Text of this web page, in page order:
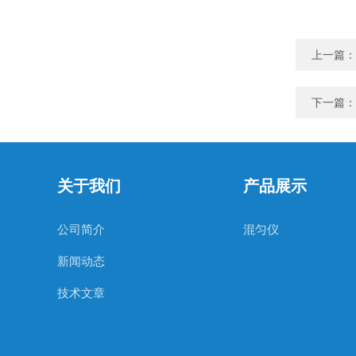
上一篇：
下一篇：
关于我们
公司简介
新闻动态
技术文章
产品展示
混匀仪